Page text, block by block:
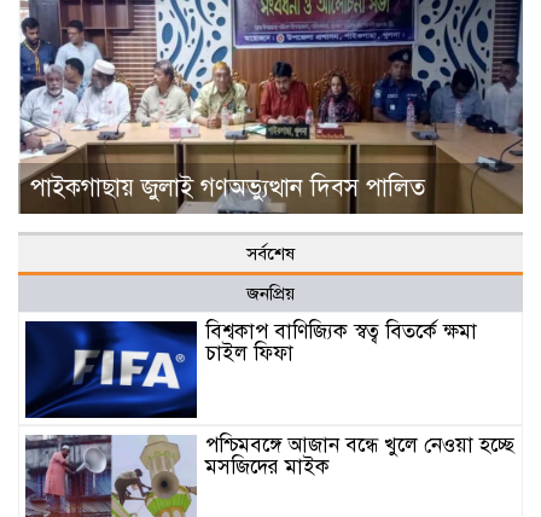
পাইকগাছায় জুলাই গণঅভ্যুত্থান দিবস পালিত
সর্বশেষ
জনপ্রিয়
বিশ্বকাপ বাণিজ্যিক স্বত্ব বিতর্কে ক্ষমা
চাইল ফিফা
পশ্চিমবঙ্গে আজান বন্ধে খুলে নেওয়া হচ্ছে
মসজিদের মাইক